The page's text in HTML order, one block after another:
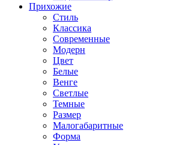
Прихожие
Стиль
Классика
Современные
Модерн
Цвет
Белые
Венге
Светлые
Темные
Размер
Малогабаритные
Форма